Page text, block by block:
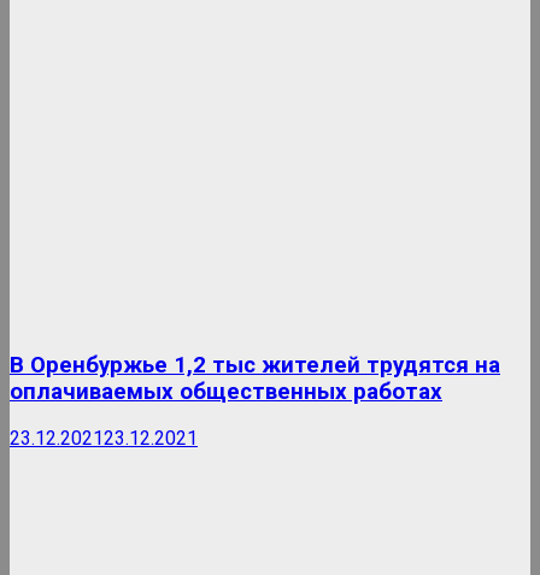
В Оренбуржье 1,2 тыс жителей трудятся на
оплачиваемых общественных работах
23.12.202123.12.2021